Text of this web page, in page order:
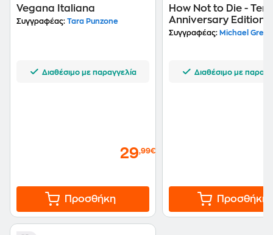
Vegana Italiana
Συγγραφέας: Tara Punzone
Διαθέσιμο με παραγγελία
29,99€
Προσθήκη
How Not to Die -
Anniversary Edition
Συγγραφέας: Michael
Διαθέσιμο με
Προσθήκη